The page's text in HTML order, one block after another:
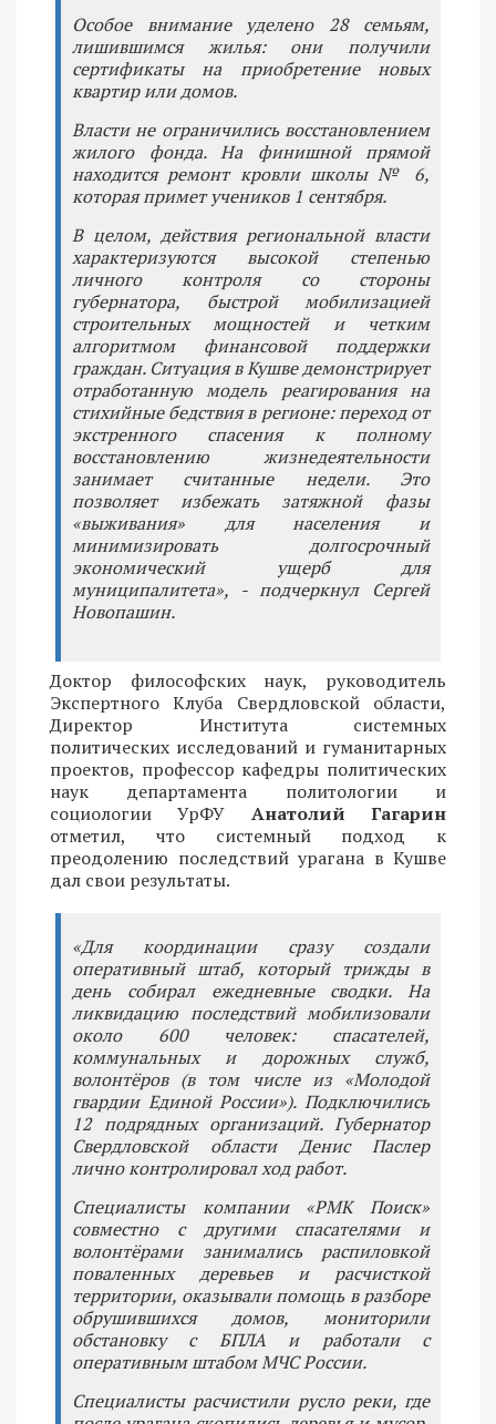
Особое внимание уделено 28 семьям,
лишившимся жилья: они получили
сертификаты на приобретение новых
квартир или домов.
Власти не ограничились восстановлением
жилого фонда. На финишной прямой
находится ремонт кровли школы № 6,
которая примет учеников 1 сентября.
В целом, действия региональной власти
характеризуются высокой степенью
личного контроля со стороны
губернатора, быстрой мобилизацией
строительных мощностей и четким
алгоритмом финансовой поддержки
граждан. Ситуация в Кушве демонстрирует
отработанную модель реагирования на
стихийные бедствия в регионе: переход от
экстренного спасения к полному
восстановлению жизнедеятельности
занимает считанные недели. Это
позволяет избежать затяжной фазы
«выживания» для населения и
минимизировать долгосрочный
экономический ущерб для
муниципалитета», - подчеркнул Сергей
Новопашин.
Доктор философских наук, руководитель
Экспертного Клуба Свердловской области,
Директор Института системных
политических исследований и гуманитарных
проектов, профессор кафедры политических
наук департамента политологии и
социологии УрФУ Анатолий Гагарин
отметил, что системный подход к
преодолению последствий урагана в Кушве
дал свои результаты.
«Для координации сразу создали
оперативный штаб, который трижды в
день собирал ежедневные сводки. На
ликвидацию последствий мобилизовали
около 600 человек: спасателей,
коммунальных и дорожных служб,
волонтёров (в том числе из «Молодой
гвардии Единой России»). Подключились
12 подрядных организаций. Губернатор
Свердловской области Денис Паслер
лично контролировал ход работ.
Специалисты компании «РМК Поиск»
совместно с другими спасателями и
волонтёрами занимались распиловкой
поваленных деревьев и расчисткой
территории, оказывали помощь в разборе
обрушившихся домов, мониторили
обстановку с БПЛА и работали с
оперативным штабом МЧС России.
Специалисты расчистили русло реки, где